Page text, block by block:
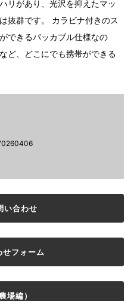
リがあり、光沢を抑えたマッ
抜群です。 カラビナ付きのス
できるパッカブル仕様なの
ど、どこにでも携帯ができる
い合わせ
フォーム
場編）